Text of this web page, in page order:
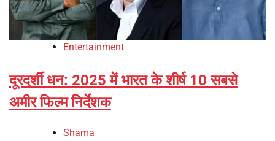
Entertainment
दूरदर्शी धन: 2025 में भारत के शीर्ष 10 सबसे
अमीर फिल्म निर्देशक
Shama